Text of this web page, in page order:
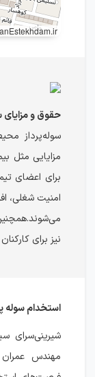
حقوق و مزایای
سوله‌پرداز
مزایایی مثل
برای اعضای
امنیت شغلی،
نیز برای
استخدام سوله
شیرینی‌سرای
مهندس